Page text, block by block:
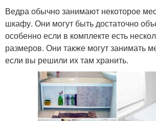
Ведра обычно занимают некоторое
шкафу. Они могут быть достаточно
особенно если в комплекте есть
размеров. Они также могут занимать
если вы решили их там хранить.